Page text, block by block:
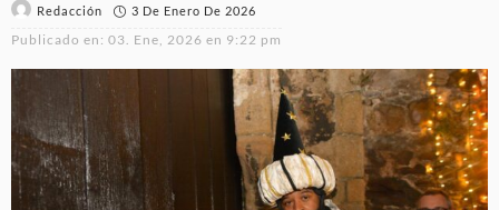
Redacción 3 De Enero De 2026
Publicado en: 03. Ene, 2026 en 9:22 pm